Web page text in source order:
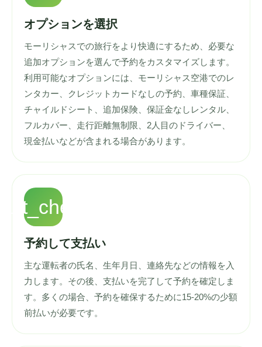
オプションを選択
モーリシャスでの旅行をより快適にするため、必要な
追加オプションを選んで予約をカスタマイズします。
利用可能なオプションには、モーリシャス空港でのレ
ンタカー、クレジットカードなしの予約、車種保証、
チャイルドシート、追加保険、保証金なしレンタル、
フルカバー、走行距離無制限、2人目のドライバー、
現金払いなどが含まれる場合があります。
予約して支払い
主な運転者の氏名、生年月日、連絡先などの情報を入
力します。その後、支払いを完了して予約を確定しま
す。多くの場合、予約を確保するために15-20%の少額
前払いが必要です。